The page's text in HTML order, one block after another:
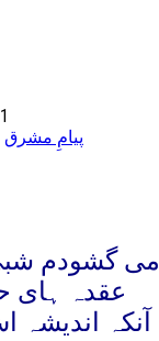
پیامِ مشرق
می گشودم
عقدہ ہای
آنکہ اندیشہ